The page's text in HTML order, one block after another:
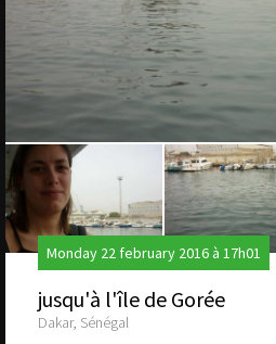
Monday 22 february 2016 à 17h01
jusqu'à l'île de Gorée
Dakar, Sénégal